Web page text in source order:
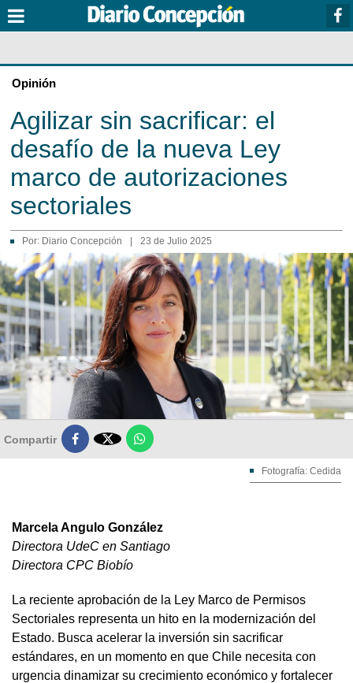
Opinión
Agilizar sin sacrificar: el
desafío de la nueva Ley
marco de autorizaciones
sectoriales
Por: Diario Concepción 23 de Julio 2025
Compartir 
Fotografía: Cedida
Marcela Angulo González
Directora UdeC en Santiago
Directora CPC Biobío
La reciente aprobación de la Ley Marco de Permisos
Sectoriales representa un hito en la modernización del
Estado. Busca acelerar la inversión sin sacrificar
estándares, en un momento en que Chile necesita con
urgencia dinamizar su crecimiento económico y fortalecer